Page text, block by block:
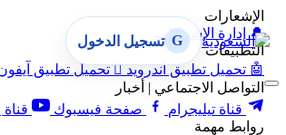
الإشعارات
🔔 إدارة الإشعارات
التطبيقات
🤖 تحميل تطبيق أندرويد  تحميل تطبيق
التواصل الاجتماعي | أخبار
قناة تيليجرام
صفحة فيسبوك
روابط مهمة
G تسجيل الدخول